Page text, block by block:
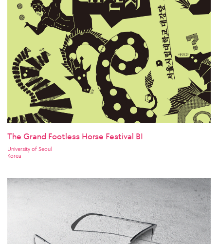
The Grand Footless Horse Festival BI
University of Seoul
Korea